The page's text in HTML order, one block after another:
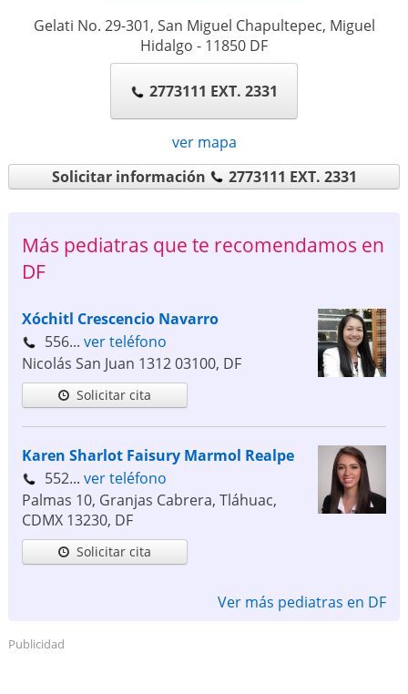
Gelati No. 29-301, San Miguel Chapultepec, Miguel
Hidalgo - 11850 DF
2773111 EXT. 2331
ver mapa
Solicitar información
2773111 EXT. 2331
Más pediatras que te recomendamos en
DF
Xóchitl Crescencio Navarro
556... ver teléfono
Nicolás San Juan 131203100, DF
Solicitar cita
Karen Sharlot Faisury Marmol Realpe
552... ver teléfono
Palmas 10, Granjas Cabrera, Tláhuac,
CDMX 13230, DF
Solicitar cita
Ver más pediatras en DF
Publicidad